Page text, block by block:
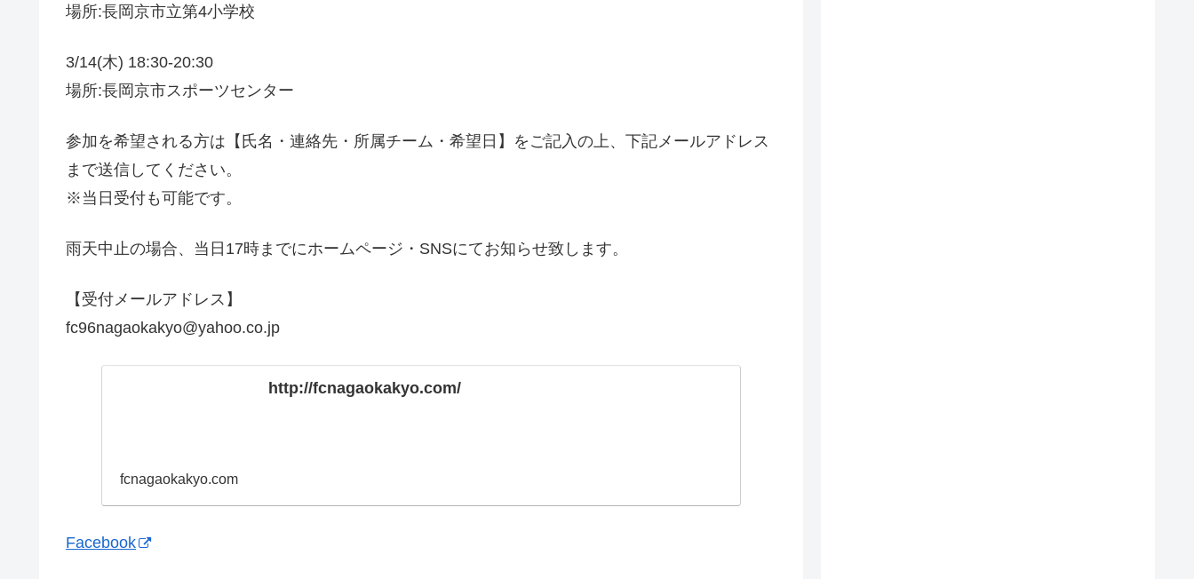
場所:長岡京市立第4小学校
3/14(木) 18:30-20:30
場所:長岡京市スポーツセンター
参加を希望される方は【氏名・連絡先・所属チーム・希望日】をご記入の上、下記メールアドレス
まで送信してください。
※当日受付も可能です。
雨天中止の場合、当日17時までにホームページ・SNSにてお知らせ致します。
【受付メールアドレス】
fc96nagaokakyo@yahoo.co.jp
http://fcnagaokakyo.com/
fcnagaokakyo.com
Facebook